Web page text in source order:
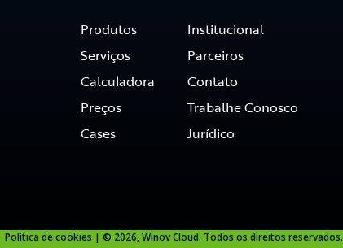
Produtos
Serviços
Calculadora
Preços
Cases
Institucional
Parceiros
Contato
Trabalhe Conosco
Jurídico
Política de cookies | © 2026, Winov Cloud. Todos os direitos reservados.